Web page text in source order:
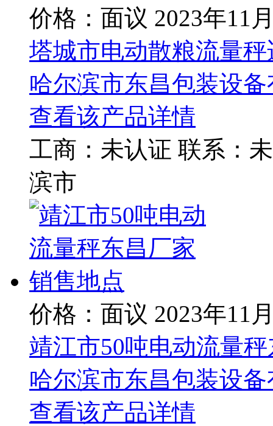
价格：面议 2023年11
塔城市电动散粮流量
哈尔滨市东昌包装设
查看该产品详情
工商： 未认证 联系：
滨市
价格：面议 2023年11
靖江市50吨电动流量
哈尔滨市东昌包装设
查看该产品详情